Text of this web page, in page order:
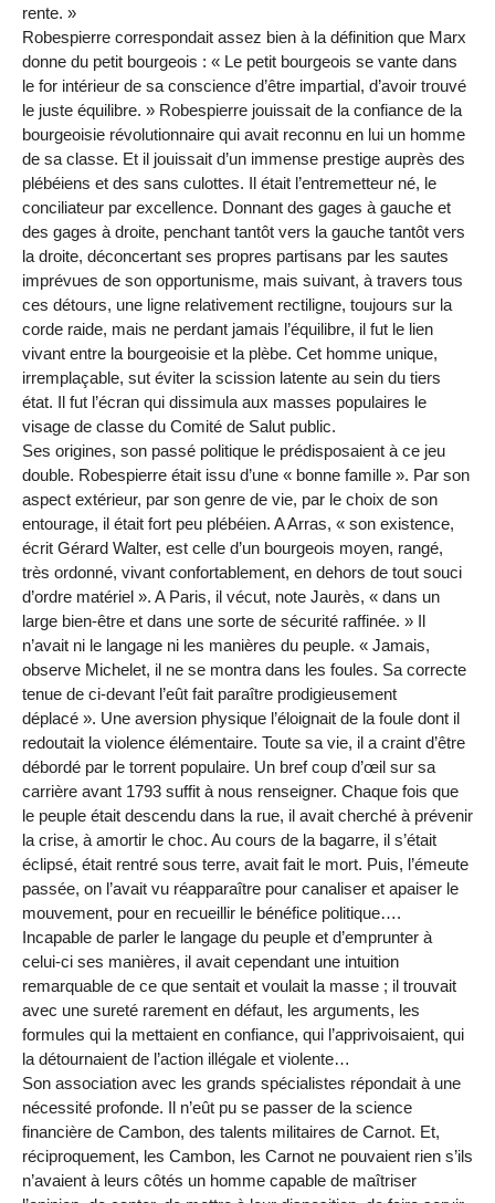
rente. »
Robespierre correspondait assez bien à la définition que Marx
donne du petit bourgeois : « Le petit bourgeois se vante dans
le for intérieur de sa conscience d’être impartial, d’avoir trouvé
le juste équilibre. » Robespierre jouissait de la confiance de la
bourgeoisie révolutionnaire qui avait reconnu en lui un homme
de sa classe. Et il jouissait d’un immense prestige auprès des
plébéiens et des sans culottes. Il était l’entremetteur né, le
conciliateur par excellence. Donnant des gages à gauche et
des gages à droite, penchant tantôt vers la gauche tantôt vers
la droite, déconcertant ses propres partisans par les sautes
imprévues de son opportunisme, mais suivant, à travers tous
ces détours, une ligne relativement rectiligne, toujours sur la
corde raide, mais ne perdant jamais l’équilibre, il fut le lien
vivant entre la bourgeoisie et la plèbe. Cet homme unique,
irremplaçable, sut éviter la scission latente au sein du tiers
état. Il fut l’écran qui dissimula aux masses populaires le
visage de classe du Comité de Salut public.
Ses origines, son passé politique le prédisposaient à ce jeu
double. Robespierre était issu d’une « bonne famille ». Par son
aspect extérieur, par son genre de vie, par le choix de son
entourage, il était fort peu plébéien. A Arras, « son existence,
écrit Gérard Walter, est celle d’un bourgeois moyen, rangé,
très ordonné, vivant confortablement, en dehors de tout souci
d’ordre matériel ». A Paris, il vécut, note Jaurès, « dans un
large bien-être et dans une sorte de sécurité raffinée. » Il
n’avait ni le langage ni les manières du peuple. « Jamais,
observe Michelet, il ne se montra dans les foules. Sa correcte
tenue de ci-devant l’eût fait paraître prodigieusement
déplacé ». Une aversion physique l’éloignait de la foule dont il
redoutait la violence élémentaire. Toute sa vie, il a craint d’être
débordé par le torrent populaire. Un bref coup d’œil sur sa
carrière avant 1793 suffit à nous renseigner. Chaque fois que
le peuple était descendu dans la rue, il avait cherché à prévenir
la crise, à amortir le choc. Au cours de la bagarre, il s’était
éclipsé, était rentré sous terre, avait fait le mort. Puis, l’émeute
passée, on l’avait vu réapparaître pour canaliser et apaiser le
mouvement, pour en recueillir le bénéfice politique….
Incapable de parler le langage du peuple et d’emprunter à
celui-ci ses manières, il avait cependant une intuition
remarquable de ce que sentait et voulait la masse ; il trouvait
avec une sureté rarement en défaut, les arguments, les
formules qui la mettaient en confiance, qui l’apprivoisaient, qui
la détournaient de l’action illégale et violente…
Son association avec les grands spécialistes répondait à une
nécessité profonde. Il n’eût pu se passer de la science
financière de Cambon, des talents militaires de Carnot. Et,
réciproquement, les Cambon, les Carnot ne pouvaient rien s’ils
n’avaient à leurs côtés un homme capable de maîtriser